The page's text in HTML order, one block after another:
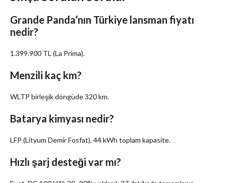
Grande Panda’nın Türkiye lansman fiyatı
nedir?
1.399.900 TL (La Prima).
Menzili kaç km?
WLTP birleşik döngüde 320 km.
Batarya kimyası nedir?
LFP (Lityum Demir Fosfat), 44 kWh toplam kapasite.
Hızlı şarj desteği var mı?